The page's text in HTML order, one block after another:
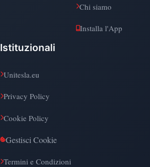
Chi siamo
Installa l'App
Istituzionali
Unitesla.eu
Privacy Policy
Cookie Policy
Gestisci Cookie
Termini e Condizioni